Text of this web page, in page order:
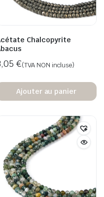
Chalcopyrite
€(TVA NON incluse)
Ajouter au panier